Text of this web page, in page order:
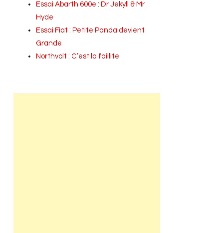
Essai Abarth 600e : Dr Jekyll & Mr
Hyde
Essai Fiat : Petite Panda devient
Grande
Northvolt : C’est la faillite